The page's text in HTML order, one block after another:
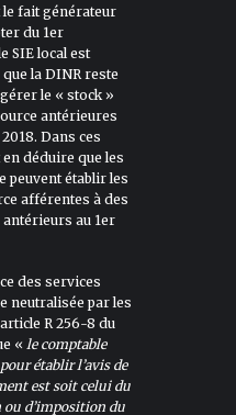
fait générateur
du 1er
SIE local est
la DINR reste
le « stock »
antérieures
Dans ces
déduire que les
peuvent établir les
afférentes à des
au 1er
des services
neutralisée par les
R 256-8 du
« le comptable
établir l’avis de
est soit celui du
ou d’imposition du